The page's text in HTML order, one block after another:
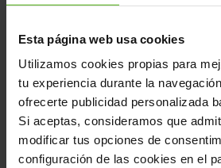
Esta página web usa cookies
Utilizamos cookies propias para
tu experiencia durante la
ofrecerte publicidad personalizada
Si aceptas, consideramos que
modificar tus opciones de
configuración de las cookies en el
sDrive 18dA
2021 | 106.123km | 150CV | Automático
Diésel
Exterior e interior impecable